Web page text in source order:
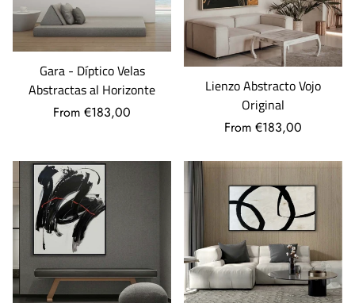
Gara - Díptico Velas
Abstractas al Horizonte
From €183,00
Lienzo Abstracto Vojo
Original
From €183,00